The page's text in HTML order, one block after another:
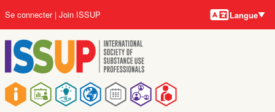
au
contenu
principal
Main
navigation
User
account
menu
Se connecter Join ISSUP Langues
Langue